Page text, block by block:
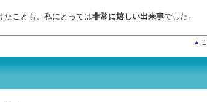
たことも、私にとっては非常に嬉しい出来事でした。